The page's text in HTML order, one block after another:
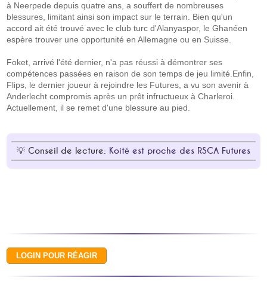
à Neerpede depuis quatre ans, a souffert de nombreuses
blessures, limitant ainsi son impact sur le terrain. Bien qu'un
accord ait été trouvé avec le club turc d'Alanyaspor, le Ghanéen
espère trouver une opportunité en Allemagne ou en Suisse.
Foket, arrivé l'été dernier, n'a pas réussi à démontrer ses
compétences passées en raison de son temps de jeu limité.Enfin,
Flips, le dernier joueur à rejoindre les Futures, a vu son avenir à
Anderlecht compromis après un prêt infructueux à Charleroi.
Actuellement, il se remet d'une blessure au pied.
Conseil de lecture: Koité est proche des RSCA Futures